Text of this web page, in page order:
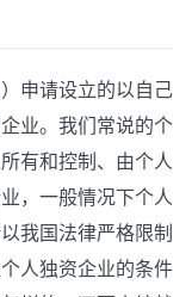
申请设立的以自己
业。我们常说的个
有和控制、由个人
，一般情况下个人
我国法律严格限制
人独资企业的条件